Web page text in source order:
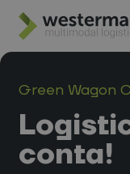
Green Wagon
conta!
Ga naar